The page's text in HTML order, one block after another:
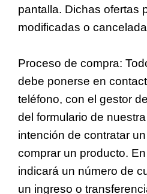
pantalla. Dichas ofertas
modificadas o
Proceso de compra:
debe ponerse en
teléfono, con el gestor
del formulario de
intención de contratar
comprar un producto.
indicará un número de
un ingreso o